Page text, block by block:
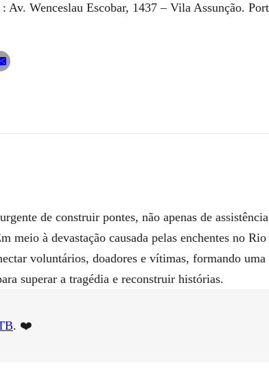
Wenceslau Escobar, 1437 – Vila Assunção.
de construir pontes, não apenas de
meio à devastação causada pelas enchentes no Rio
voluntários, doadores e vítimas, formando uma
superar a tragédia e reconstruir histórias.
. ❤️